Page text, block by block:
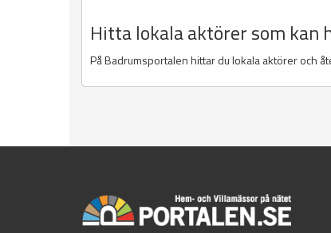
Hitta lokala aktörer som kan
På Badrumsportalen hittar du lokala aktörer och